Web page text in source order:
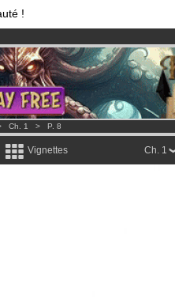
!
!
mois !Clique ici pour t'abonner
Ch. 1 > P. 8
Vignettes Ch. 1